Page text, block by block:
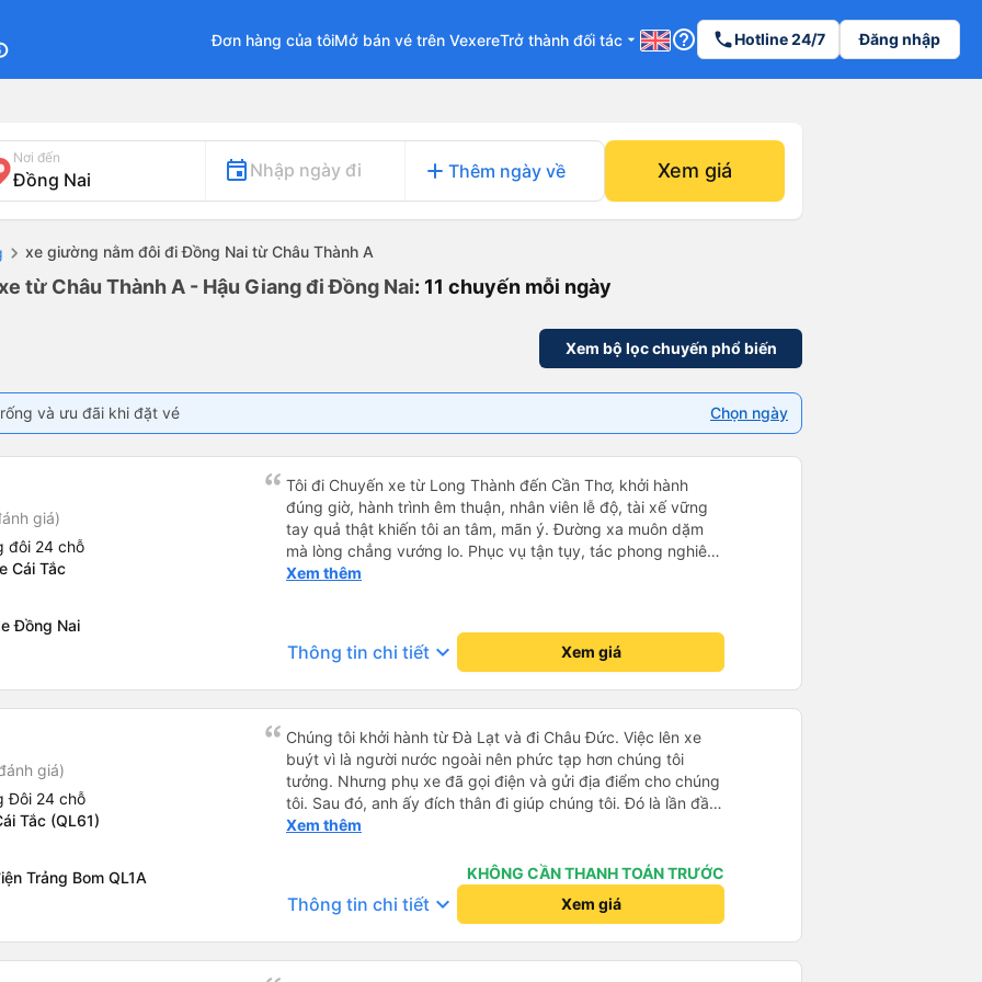
Đơn hàng của tôiMở bán vé trên VexereTrở thành đối tác arrow_drop_down help_outline phoneHotline 24/7 Đăng nhập
Nơi đến
Nhập ngày đi add Thêm ngày về Xem giá
xe giường nằm đôi đi Đồng Nai từ Châu Thành A
từ Châu Thành A - Hậu Giang đi Đồng Nai: 11 chuyến mỗi ngày
Xem bộ lọc chuyến phổ biến
và ưu đãi khi đặt vé Chọn ngày
giá)
đôi 24 chỗ
Cái Tắc
Đồng Nai
Tôi đi Chuyến xe từ Long Thành đến Cần Thơ, khởi hành
đúng giờ, hành trình êm thuận, nhân viên lễ độ, tài xế vững
tay quả thật khiến tôi an tâm, mãn ý. Đường xa muôn dặm
mà lòng chẳng vướng lo. Phục vụ tận tụy, tác phong nghiêm
cẩn, hiếm thấy giữa thời buổi kim tiền vội vã. Xã hội loạn đạo.
Xem thêm
Thông tin chi tiết keyboard_arrow_down Xem giá
giá)
Đôi 24 chỗ
Tắc (QL61)
Trảng Bom QL1A
Chúng tôi khởi hành từ Đà Lạt và đi Châu Đức. Việc lên xe
buýt vì là người nước ngoài nên phức tạp hơn chúng tôi
tưởng. Nhưng phụ xe đã gọi điện và gửi địa điểm cho chúng
tôi. Sau đó, anh ấy đích thân đi giúp chúng tôi. Đó là lần đầu
tiên đi xe giường nằm với hai đứa trẻ nhỏ khá thú vị. Chúng
uống. Tôi rất ngạc nhiên khi xe dừng lại lúc nửa đêm ở Cần
Thơ và mọi người xuống xe ăn. Khi đến điểm dừng, họ đánh
thức chúng tôi dậy và đảm bảo chúng tôi đã sẵn sàng. Nhìn
Xem thêm
KHÔNG CẦN THANH TOÁN TRƯỚC
Thông tin chi tiết keyboard_arrow_down Xem giá